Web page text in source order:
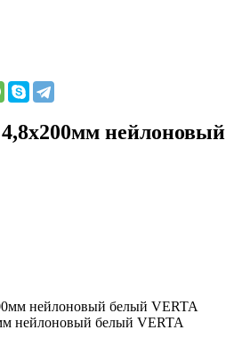
нейлоновый
нейлоновый белый VERTA
нейлоновый белый VERTA